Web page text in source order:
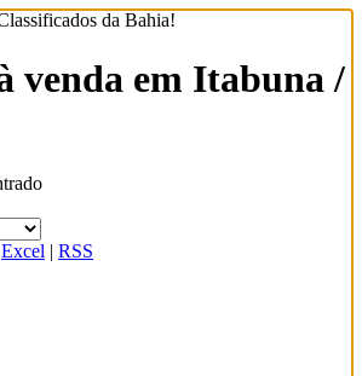
da Bahia!
venda em Itabuna /
Excel | RSS